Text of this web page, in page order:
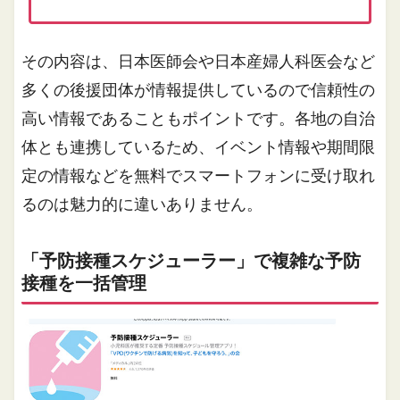
その内容は、日本医師会や日本産婦人科医会など
多くの後援団体が情報提供しているので信頼性の
高い情報であることもポイントです。各地の自治
体とも連携しているため、イベント情報や期間限
定の情報などを無料でスマートフォンに受け取れ
るのは魅力的に違いありません。
「予防接種スケジューラー」で複雑な予防
接種を一括管理